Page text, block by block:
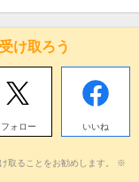
け取ろう
フォロー いいね
取ることをお勧めします。 ※